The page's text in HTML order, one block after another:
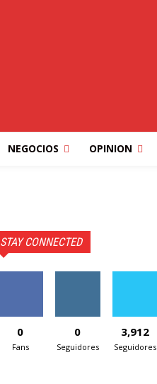
NEGOCIOS OPINION
STAY CONNECTED
0
Fans
0
Seguidores
3,912
Seguidores